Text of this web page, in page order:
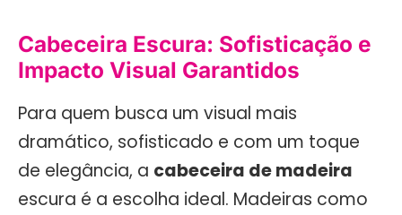
Cabeceira Escura: Sofisticação e
Impacto Visual Garantidos
Para quem busca um visual mais
dramático, sofisticado e com um toque
de elegância, a cabeceira de madeira
escura é a escolha ideal. Madeiras como